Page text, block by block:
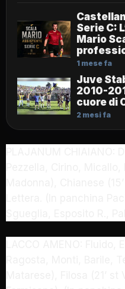
Serie C:
Mario
1 mese fa
Juve
2010-
cuore di
2 mesi fa